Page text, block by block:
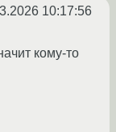
10:17:56
кому-то